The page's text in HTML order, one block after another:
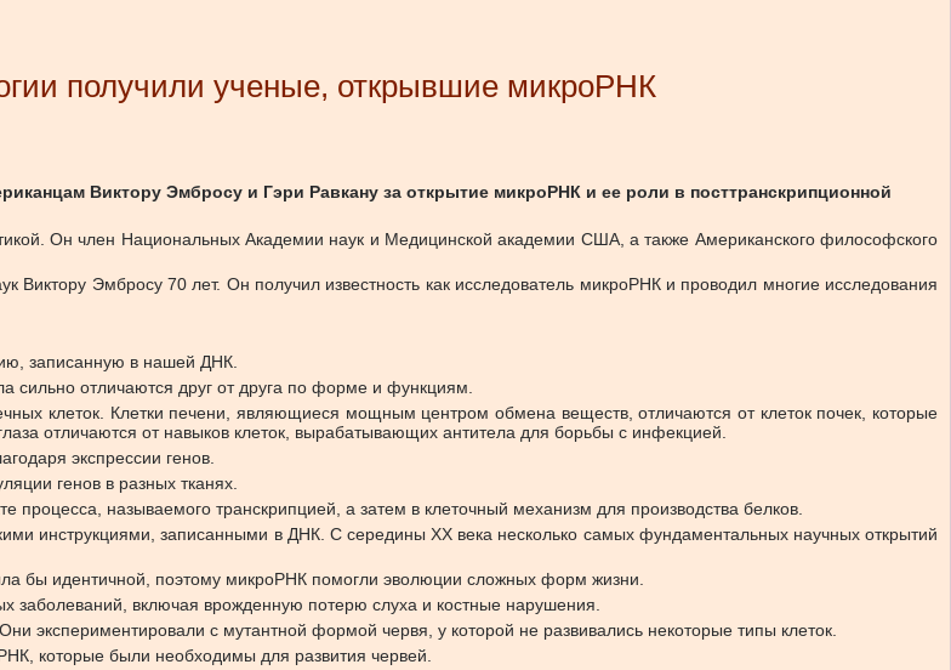
получили ученые, открывшие микроРНК
Виктору Эмбросу и Гэри Равкану за открытие микроРНК и ее роли в посттранскрипционной
Он член Национальных Академии наук и Медицинской академии США, а также Американского философского
Эмбросу 70 лет. Он получил известность как исследователь микроРНК и проводил многие исследования
записанную в нашей ДНК.
сильно отличаются друг от друга по форме и функциям.
клеток. Клетки печени, являющиеся мощным центром обмена веществ, отличаются от клеток почек, которые
отличаются от навыков клеток, вырабатывающих антитела для борьбы с инфекцией.
экспрессии генов.
генов в разных тканях.
называемого транскрипцией, а затем в клеточный механизм для производства белков.
инструкциями, записанными в ДНК. С середины XX века несколько самых фундаментальных научных открытий
бы идентичной, поэтому микроРНК помогли эволюции сложных форм жизни.
заболеваний, включая врожденную потерю слуха и костные нарушения.
экспериментировали с мутантной формой червя, у которой не развивались некоторые типы клеток.
которые были необходимы для развития червей.